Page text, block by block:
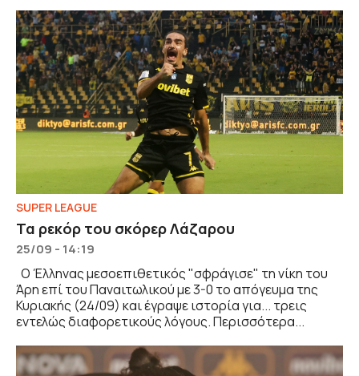
SUPER LEAGUE
Τα ρεκόρ του σκόρερ Λάζαρου
25/09 - 14:19
Ο Έλληνας μεσοεπιθετικός "σφράγισε" τη νίκη του
Άρη επί του Παναιτωλικού με 3-0 το απόγευμα της
Κυριακής (24/09) και έγραψε ιστορία για... τρεις
εντελώς διαφορετικούς λόγους. Περισσότερα...